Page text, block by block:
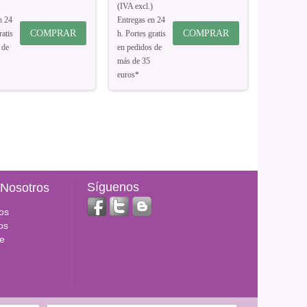
24
COMPRAR
(IVA excl.)
Entregas en 24
h. Portes gratis
en pedidos de
más de 35
euros*
COMPRAR
Síguenos